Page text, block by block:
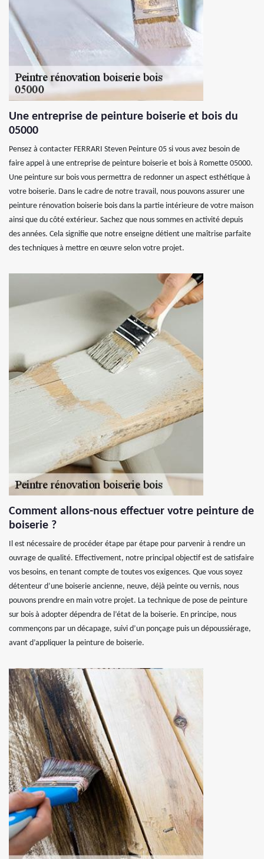
Une entreprise de peinture boiserie et bois du
05000
Pensez à contacter FERRARI Steven Peinture 05 si vous avez besoin de
faire appel à une entreprise de peinture boiserie et bois à Romette 05000.
Une peinture sur bois vous permettra de redonner un aspect esthétique à
votre boiserie. Dans le cadre de notre travail, nous pouvons assurer une
peinture rénovation boiserie bois dans la partie intérieure de votre maison
ainsi que du côté extérieur. Sachez que nous sommes en activité depuis
des années. Cela signifie que notre enseigne détient une maîtrise parfaite
des techniques à mettre en œuvre selon votre projet.
Comment allons-nous effectuer votre peinture de
boiserie ?
Il est nécessaire de procéder étape par étape pour parvenir à rendre un
ouvrage de qualité. Effectivement, notre principal objectif est de satisfaire
vos besoins, en tenant compte de toutes vos exigences. Que vous soyez
détenteur d’une boiserie ancienne, neuve, déjà peinte ou vernis, nous
pouvons prendre en main votre projet. La technique de pose de peinture
sur bois à adopter dépendra de l’état de la boiserie. En principe, nous
commençons par un décapage, suivi d’un ponçage puis un dépoussiérage,
avant d’appliquer la peinture de boiserie.